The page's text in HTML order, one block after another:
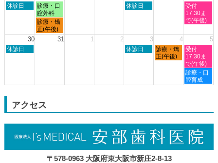
日
月
2026
休診日
月
曜
日,
8
月
診療・口
腔外科
木
月
2026
休診日
土
曜
日,
月
2026
受付
17:30ま
で(午後)
月
曜
日,
診療・矯
正(午後)
30 31 1 2 3 4 5
日
30th
休診日
木
3rd
休診日
金
曜
4th
診療・矯
正(午後)
土
曜
日,
9
月
5th
受付
17:30ま
で(午後)
土
曜
日,
診療・口
腔育成
アクセス
〒578-0963 大阪府東大阪市新庄2-8-13